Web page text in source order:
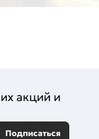
акций и
Подписаться